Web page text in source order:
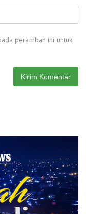
peramban ini untuk